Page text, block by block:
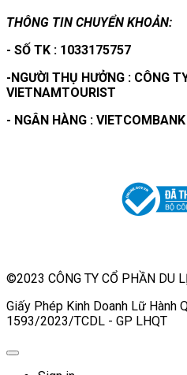
THÔNG TIN CHUYỂN KHOẢN:
- SỐ TK : 1033175757
-NGƯỜI THỤ HƯỞNG : CÔNG
VIETNAMTOURIST
- NGÂN HÀNG : VIETCOMBANK
©2023 CÔNG TY CỔ PHẦN DU
Giấy Phép Kinh Doanh Lữ Hành
1593/2023/TCDL - GP LHQT